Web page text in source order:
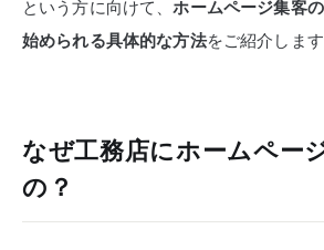
という方に向けて、ホームページ集客
始められる具体的な方法をご紹介します
なぜ工務店にホームペー
の？